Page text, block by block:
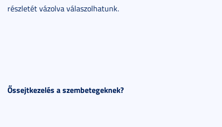
részletét vázolva válaszolhatunk.
Őssejtkezelés a szembetegeknek?